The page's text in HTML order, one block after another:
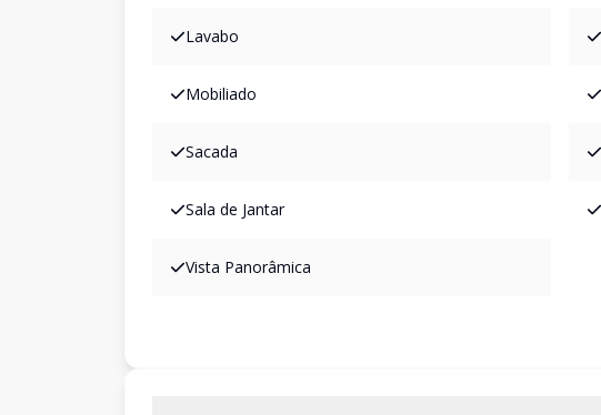
Lavabo
Mobiliado
Sacada
Sala de Jantar
Vista Panorâmica